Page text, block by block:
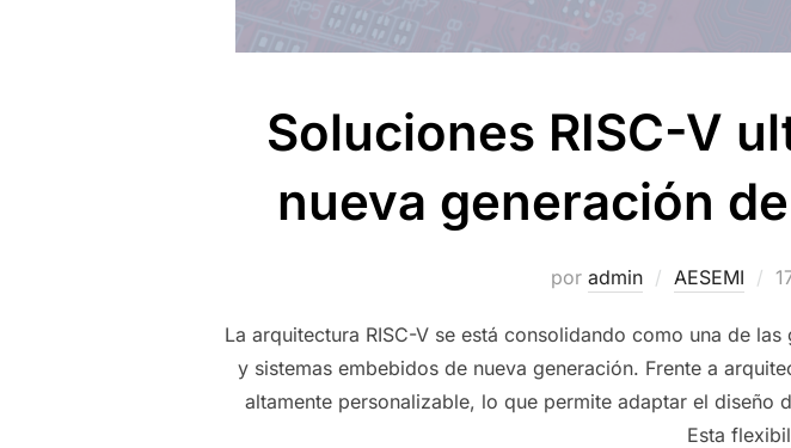
Soluciones RISC-V
nueva generación
por admin AESEMI
La arquitectura RISC-V se está consolidando como una de
y sistemas embebidos de nueva generación. Frente a
altamente personalizable, lo que permite adaptar el
Esta